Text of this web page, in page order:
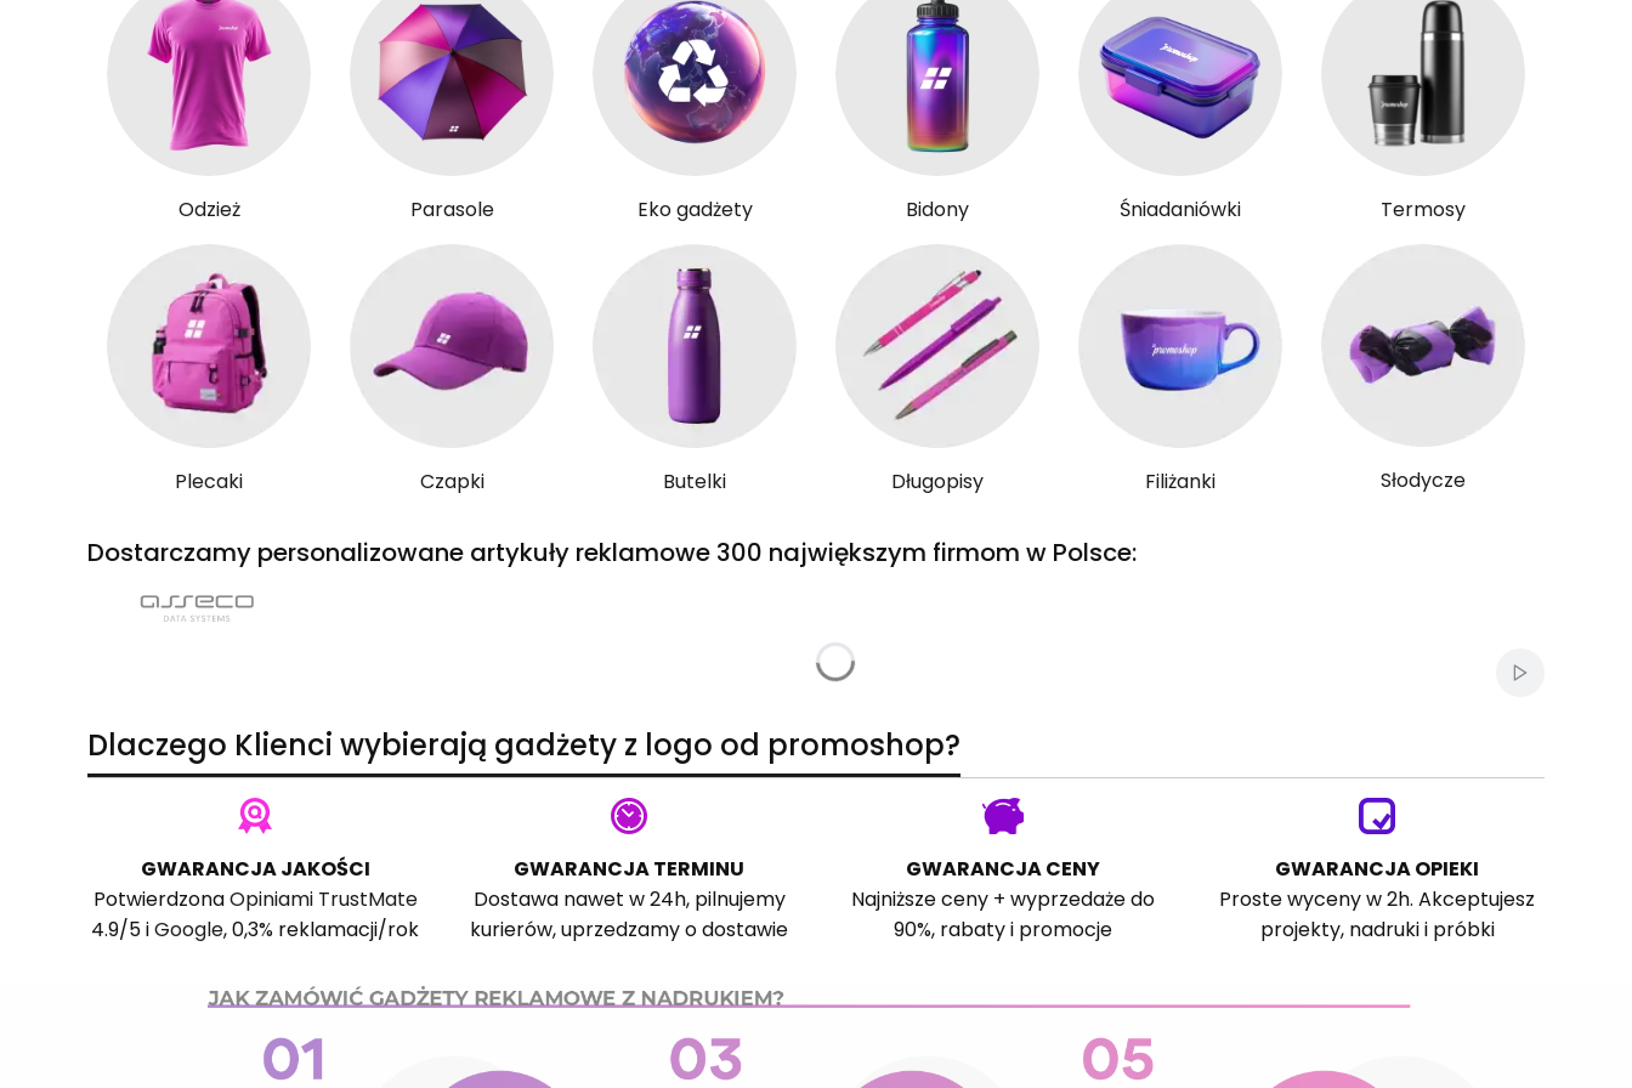
Odzież Parasole Eko gadżety Bidony Śniadaniówki Termosy
Plecaki Czapki Butelki Długopisy Filiżanki Słodycze
Dostarczamy personalizowane artykuły reklamowe 300 największym firmom w Polsce:
Włącz
Dlaczego Klienci wybierają gadżety z logo od promoshop?
GWARANCJA JAKOŚCI
PotwierdzonaOpiniami TrustMate
4.9/5 iGoogle, 0,3% reklamacji/rok
GWARANCJA TERMINU
Dostawa nawet w 24h, pilnujemy
kurierów, uprzedzamy o dostawie
GWARANCJA CENY
Najniższe ceny + wyprzedaże do
90%, rabaty i promocje
GWARANCJA OPIEKI
Proste wyceny w 2h. Akceptujesz
projekty, nadruki i próbki